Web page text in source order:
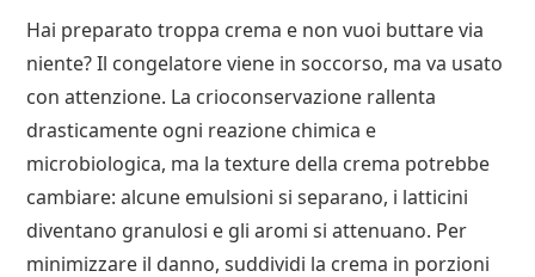
Hai preparato troppa crema e non vuoi buttare via
niente? Il congelatore viene in soccorso, ma va usato
con attenzione. La crioconservazione rallenta
drasticamente ogni reazione chimica e
microbiologica, ma la texture della crema potrebbe
cambiare: alcune emulsioni si separano, i latticini
diventano granulosi e gli aromi si attenuano. Per
minimizzare il danno, suddividi la crema in porzioni